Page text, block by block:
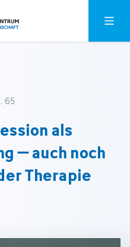
65
als
– auch noch
Therapie